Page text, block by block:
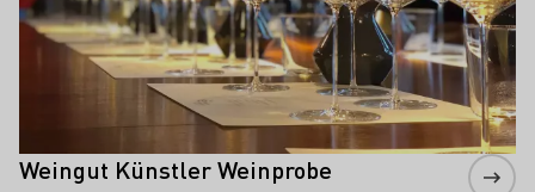
Weingut Künstler Weinprobe